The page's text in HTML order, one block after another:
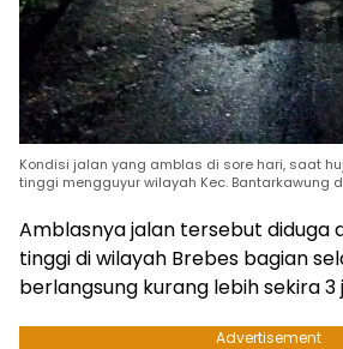
Kondisi jalan yang amblas di sore hari, saat
tinggi mengguyur wilayah Kec. Bantarkawung
Amblasnya jalan tersebut diduga
tinggi di wilayah Brebes bagian
berlangsung kurang lebih sekira 3
Advertisement